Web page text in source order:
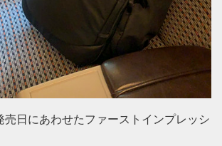
売日にあわせたファーストインプレッシ